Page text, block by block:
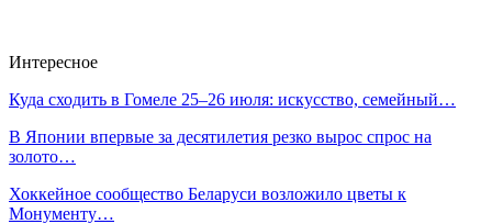
Интересное
Куда сходить в Гомеле 25–26 июля: искусство, семейный…
В Японии впервые за десятилетия резко вырос спрос на
золото…
Хоккейное сообщество Беларуси возложило цветы к
Монументу…